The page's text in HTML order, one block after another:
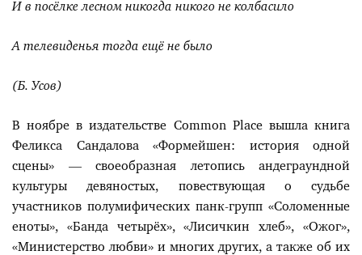
И в посёлке лесном никогда никого не колбасило
А телевиденья тогда ещё не было
(Б. Усов)
В ноябре в издательстве Common Place вышла книга
Феликса Сандалова «Формейшен: история одной
сцены» — своеобразная летопись андеграундной
культуры девяностых, повествующая о судьбе
участников полумифических панк-групп «Соломенные
еноты», «Банда четырёх», «Лисичкин хлеб», «Ожог»,
«Министерство любви» и многих других, а также об их